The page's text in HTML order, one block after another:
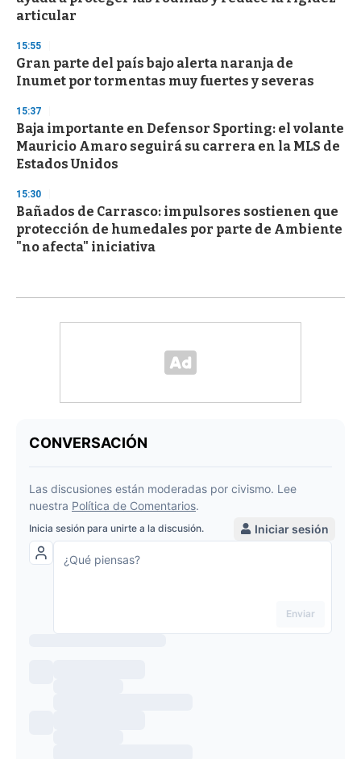
articular
15:55
Gran parte del país bajo alerta naranja de
Inumet por tormentas muy fuertes y severas
15:37
Baja importante en Defensor Sporting: el volante
Mauricio Amaro seguirá su carrera en la MLS de
Estados Unidos
15:30
Bañados de Carrasco: impulsores sostienen que
protección de humedales por parte de Ambiente
"no afecta" iniciativa